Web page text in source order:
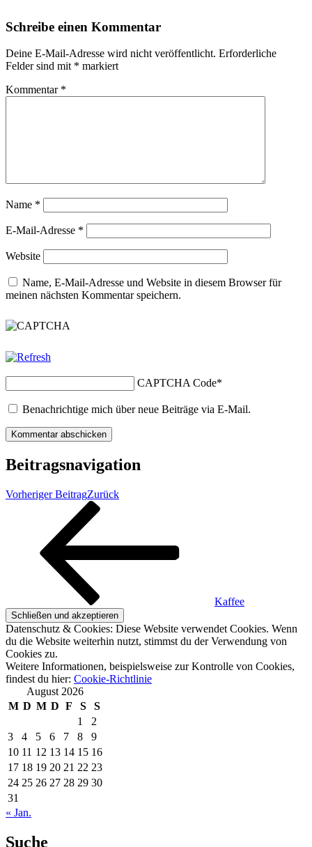
Schreibe einen Kommentar
Deine E-Mail-Adresse wird nicht veröffentlicht. Erforderliche
Felder sind mit * markiert
Kommentar *
Name *
E-Mail-Adresse *
Website
Name, E-Mail-Adresse und Website in diesem Browser für
meinen nächsten Kommentar speichern.
CAPTCHA Code*
Benachrichtige mich über neue Beiträge via E-Mail.
Beitragsnavigation
Vorheriger BeitragZurück
Kaffee
Datenschutz & Cookies: Diese Website verwendet Cookies. Wenn
du die Website weiterhin nutzt, stimmst du der Verwendung von
Cookies zu.
Weitere Informationen, beispielsweise zur Kontrolle von Cookies,
findest du hier: Cookie-Richtlinie
August 2026
M D M D F S
S
1
2
3
4 5 6 7 8
9
10 11 12 13 14 15 16
17 18 19 20 21 22 23
24 25 26 27 28 29 30
31
« Jan.
Suche